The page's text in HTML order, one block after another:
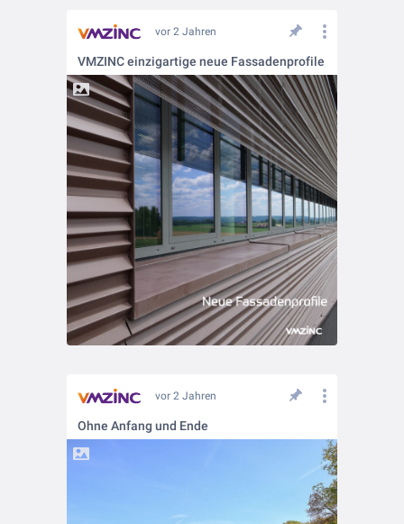
vor 2 Jahren
VMZINC einzigartige neue Fassadenprofile
vor 2 Jahren
Ohne Anfang und Ende